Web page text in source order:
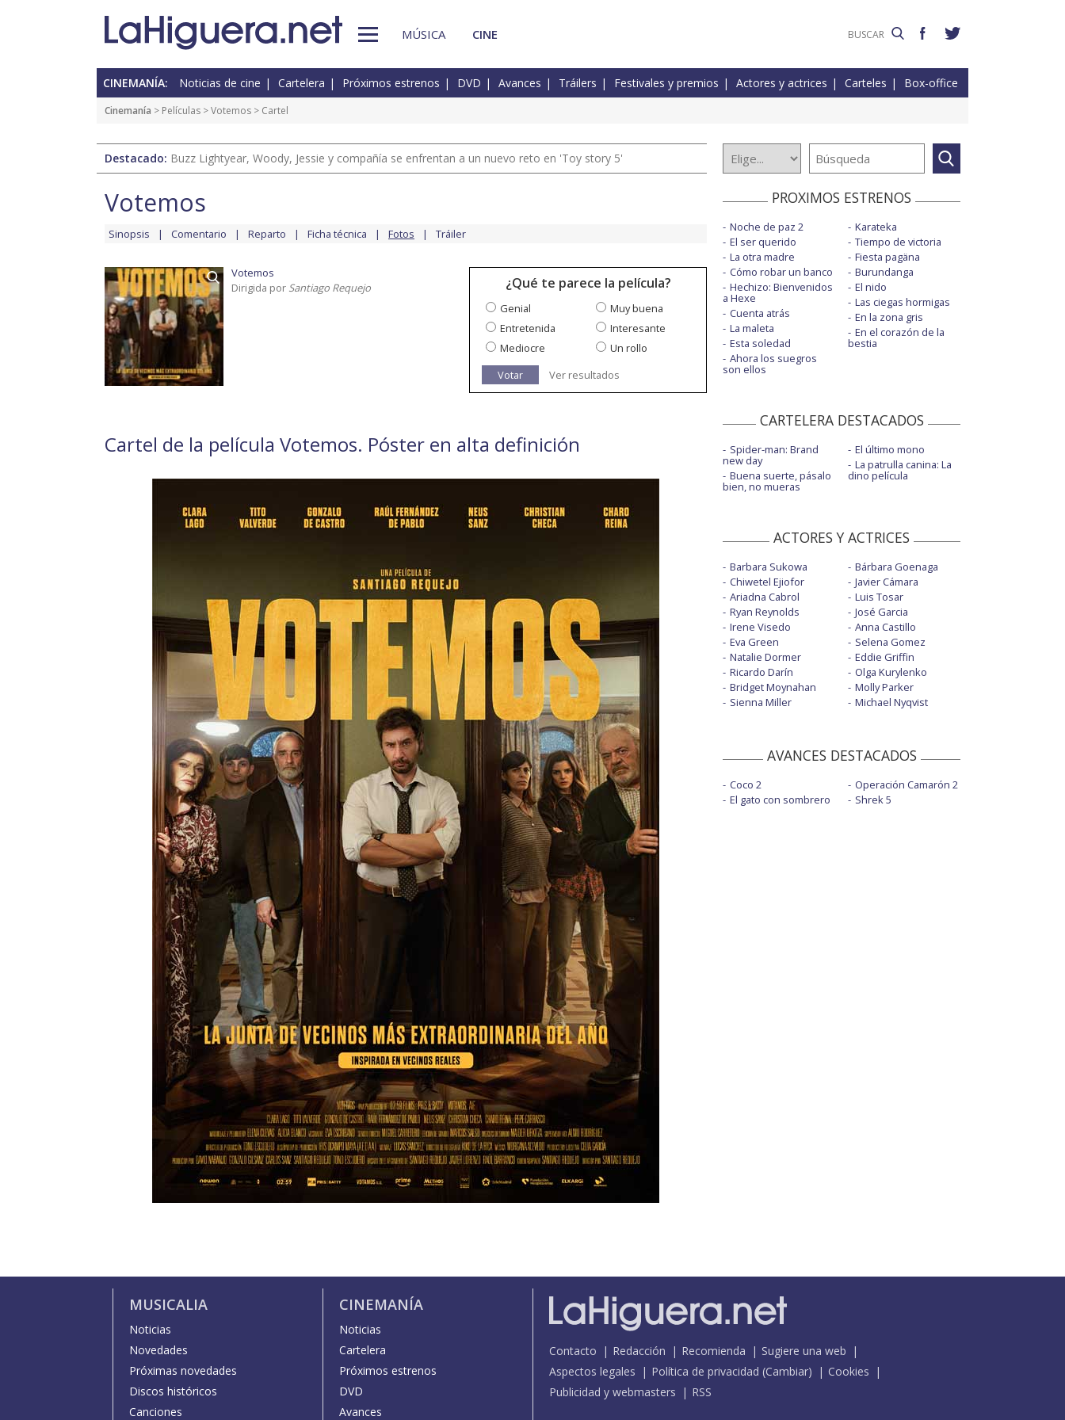
MÚSICA CINE
CINEMANÍA: Noticias de cine Cartelera Próximos estrenos DVD Avances Tráilers Festivales y premios Actores y actrices Carteles Box-office
Cinemanía > Películas >Votemos > Cartel
Destacado: Buzz Lightyear, Woody, Jessie y compañía se enfrentan a un nuevo reto en 'Toy story 5'
Votemos
Sinopsis Comentario Reparto Ficha técnica Fotos Tráiler
Votemos
Dirigida por Santiago Requejo ¿Qué te parece la película?
Genial
Muy buena
Entretenida
Interesante
Mediocre
Un rollo
Votar
Ver resultados
Cartel de la película Votemos. Póster en alta definición
PROXIMOS ESTRENOS
Noche de paz 2
El ser querido
La otra madre
Cómo robar un banco
Hechizo: Bienvenidos
a Hexe
Cuenta atrás
La maleta
Esta soledad
Ahora los suegros
son ellos
Karateka
Tiempo de victoria
Fiesta pagäna
Burundanga
El nido
Las ciegas hormigas
En la zona gris
En el corazón de la
bestia
CARTELERA DESTACADOS
Spider-man: Brand
new day
Buena suerte, pásalo
bien, no mueras
El último mono
La patrulla canina: La
dino película
ACTORES Y ACTRICES
Barbara Sukowa
Chiwetel Ejiofor
Ariadna Cabrol
Ryan Reynolds
Irene Visedo
Eva Green
Natalie Dormer
Ricardo Darín
Bridget Moynahan
Sienna Miller
Bárbara Goenaga
Javier Cámara
Luis Tosar
José Garcia
Anna Castillo
Selena Gomez
Eddie Griffin
Olga Kurylenko
Molly Parker
Michael Nyqvist
AVANCES DESTACADOS
Coco 2
El gato con sombrero
Operación Camarón 2
Shrek 5
MUSICALIA
Noticias
Novedades
Próximas novedades
Discos históricos
Canciones
CINEMANÍA
Noticias
Cartelera
Próximos estrenos
DVD
Avances
Contacto Redacción Recomienda
Sugiere una web
Aspectos legales
Política de privacidad (Cambiar)
Cookies
Publicidad y webmasters
RSS